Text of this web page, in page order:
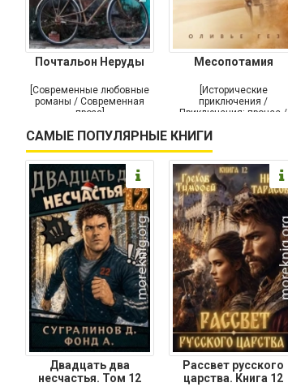
Почтальон Неруды
[Современные любовные
романы / Современная
проза]
Месопотамия
[Исторические
приключения /
Приключения: прочее /
Историческая проза]
САМЫЕ ПОПУЛЯРНЫЕ КНИГИ
Двадцать два
несчастья. Том 12
Рассвет русского
царства. Книга 12